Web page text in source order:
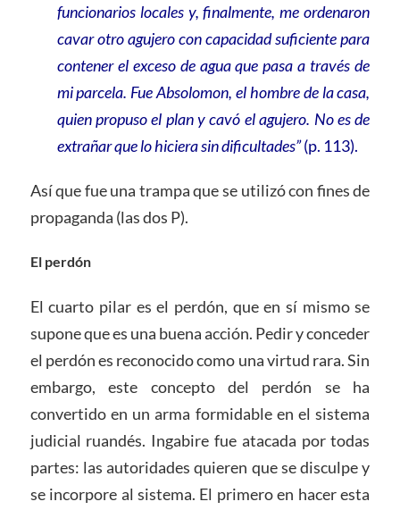
funcionarios locales y, finalmente, me ordenaron
cavar otro agujero con capacidad suficiente para
contener el exceso de agua que pasa a través de
mi parcela. Fue Absolomon, el hombre de la casa,
quien propuso el plan y cavó el agujero. No es de
extrañar que lo hiciera sin dificultades”(p. 113).
Así que fue una trampa que se utilizó con fines de
propaganda (las dos P).
El perdón
El cuarto pilar es el perdón, que en sí mismo se
supone que es una buena acción. Pedir y conceder
el perdón es reconocido como una virtud rara. Sin
embargo, este concepto del perdón se ha
convertido en un arma formidable en el sistema
judicial ruandés. Ingabire fue atacada por todas
partes: las autoridades quieren que se disculpe y
se incorpore al sistema. El primero en hacer esta